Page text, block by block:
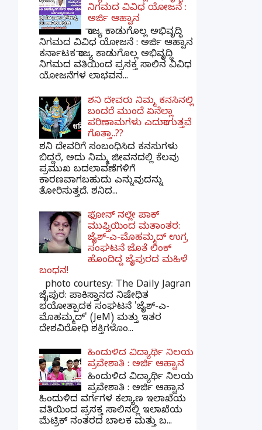
ನಿಗಮದ ವಿವಿಧ ಯೋಜನೆ :
ಅರ್ಜಿ ಆಹ್ವಾನ
ರಾಜ್ಯ ಕಾಡುಗೊಲ್ಲ ಅಭಿವೃದ್ಧಿ
ನಿಗಮದ ವಿವಿಧ ಯೋಜನೆ : ಅರ್ಜಿ ಆಹ್ವಾನ
ಕರ್ನಾಟಕ ರಾಜ್ಯ ಕಾಡುಗೊಲ್ಲ ಅಭಿವೃದ್ಧಿ
ನಿಗಮದ ವತಿಯಿಂದ ಪ್ರಸಕ್ತ ಸಾಲಿನ ವಿವಿಧ
ಯೋಜನೆಗಳ ಲಾಭವನ...
ಶನಿ ದೇವರು ನಿಮ್ಮ ಕನಸಿನಲ್ಲಿ
ಬಂದರೆ ಮುಂದೆ ಏನೆಲ್ಲಾ
ಪರಿಣಾಮಗಳು ಎದುರಾಗುತ್ತವೆ
ಗೊತ್ತಾ..??
ಶನಿ ದೇವರಿಗೆ ಸಂಬಂಧಿಸಿದ ಕನಸುಗಳು
ಬಿದ್ದರೆ, ಅದು ನಿಮ್ಮ ಜೀವನದಲ್ಲಿ ಕೆಲವು
ಪ್ರಮುಖ ಬದಲಾವಣೆಗಳಿಗೆ
ಕಾರಣವಾಗಬಹುದು ಎನ್ನುವುದನ್ನು
ತೋರಿಸುತ್ತದೆ. ಶನಿದ...
ಫೋನ್ ನಲ್ಲೇ ಪಾಕ್
ಮುಫ್ತಿಯಿಂದ ಮತಾಂತರ:
ಜೈಶ್-ಎ-ಮೊಹಮ್ಮದ್ ಉಗ್ರ
ಸಂಘಟನೆ ಜೊತೆ ಲಿಂಕ್
ಹೊಂದಿದ್ದ ಜೈಪುರದ ಮಹಿಳೆ
ಬಂಧನ!
photo courtesy: The Daily Jagran
ಜೈಪುರ: ಪಾಕಿಸ್ತಾನದ ನಿಷೇಧಿತ
ಭಯೋತ್ಪಾದಕ ಸಂಘಟನೆ 'ಜೈಶ್-ಎ-
ಮೊಹಮ್ಮದ್' (JeM) ಮತ್ತು ಇತರ
ದೇಶವಿರೋಧಿ ಶಕ್ತಿಗಳೊಂ...
ಹಿಂದುಳಿದ ವಿದ್ಯಾರ್ಥಿ ನಿಲಯ
ಪ್ರವೇಶಾತಿ : ಅರ್ಜಿ ಆಹ್ವಾನ
ಹಿಂದುಳಿದ ವಿದ್ಯಾರ್ಥಿ ನಿಲಯ
ಪ್ರವೇಶಾತಿ : ಅರ್ಜಿ ಆಹ್ವಾನ
ಹಿಂದುಳಿದ ವರ್ಗಗಳ ಕಲ್ಯಾಣ ಇಲಾಖೆಯ
ವತಿಯಿಂದ ಪ್ರಸಕ್ತ ಸಾಲಿನಲ್ಲಿ ಇಲಾಖೆಯ
ಮೆಟ್ರಿಕ್ ನಂತರದ ಬಾಲಕ ಮತ್ತು ಬ...